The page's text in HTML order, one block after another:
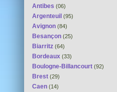
Antibes (06)
Argenteuil (95)
Avignon (84)
Besançon (25)
Biarritz (64)
Bordeaux (33)
Boulogne-Billancourt (92)
Brest (29)
Caen (14)